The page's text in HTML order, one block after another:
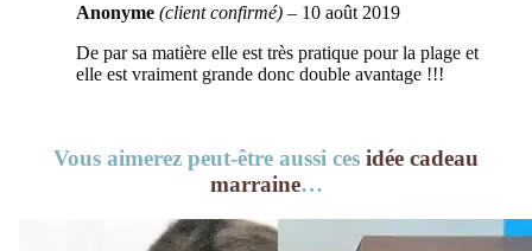
Anonyme (client confirmé) – 10 août 2019
De par sa matière elle est très pratique pour la plage et
elle est vraiment grande donc double avantage !!!
Vous aimerez peut-être aussi ces idée cadeau
marraine…